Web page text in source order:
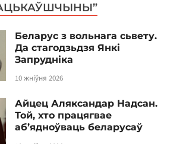
Беларус з вольнага сьвету.
Да стагодзьдзя Янкі
Запрудніка
10 жніўня 2026
Айцец Аляксандар Надсан.
Той, хто працягвае
аб’ядноўваць беларусаў